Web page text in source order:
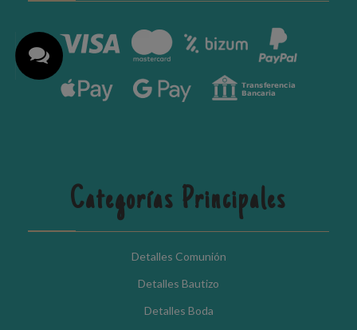
Categorías Principales
Detalles Comunión
Detalles Bautizo
Detalles Boda